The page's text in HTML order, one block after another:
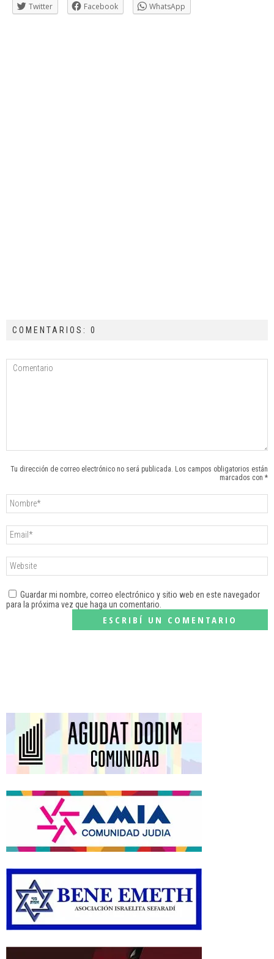
Twitter Facebook WhatsApp
COMENTARIOS: 0
Tu dirección de correo electrónico no será publicada. Los campos obligatorios están
marcados con *
Guardar mi nombre, correo electrónico y sitio web en este navegador
para la próxima vez que haga un comentario.